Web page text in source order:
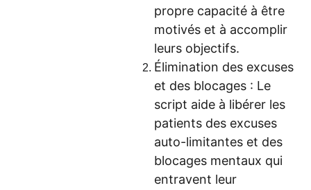
propre capacité à être
motivés et à accomplir
leurs objectifs.
Élimination des excuses
et des blocages : Le
script aide à libérer les
patients des excuses
auto-limitantes et des
blocages mentaux qui
entravent leur